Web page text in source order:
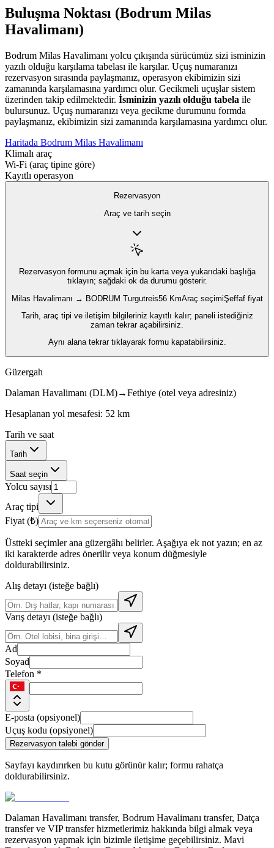
Buluşma Noktası (Bodrum Milas
Havalimanı)
Bodrum Milas Havalimanı yolcu çıkışında sürücümüz sizi isminizin
yazılı olduğu karşılama tabelası ile karşılar. Uçuş numaranızı
rezervasyon sırasında paylaşmanız, operasyon ekibimizin sizi
zamanında karşılamasına yardımcı olur. Gecikmeli uçuşlar sistem
üzerinden takip edilmektedir. İsminizin yazılı olduğu tabela ile
bulursunuz. Uçuş numaranızı veya gecikme durumunu formda
paylaşmanız, ekibimizin sizi zamanında karşılamasına yardımcı olur.
Haritada Bodrum Milas Havalimanı
Klimalı araç
Wi‑Fi (araç tipine göre)
Kayıtlı operasyon
Rezervasyon
Araç ve tarih seçin
Rezervasyon formunu açmak için bu karta veya yukarıdaki başlığa
tıklayın; sağdaki ok da durumu gösterir.
Milas Havalimanı → BODRUM Turgutreis56 KmAraç seçimiŞeffaf fiyat
Tarih, araç tipi ve iletişim bilgileriniz kayıtlı kalır; paneli istediğiniz
zaman tekrar açabilirsiniz.
Aynı alana tekrar tıklayarak formu kapatabilirsiniz.
Güzergah
Dalaman Havalimanı (DLM)→Fethiye (otel veya adresiniz)
Hesaplanan yol mesafesi: 52 km
Tarih ve saat
Tarih
Saat seçin
Yolcu sayısı
Araç tipi
Fiyat (₺)
Üstteki seçimler ana güzergâhı belirler. Aşağıya ek not yazın; en az
iki karakterde adres önerilir veya konum düğmesiyle
doldurabilirsiniz.
Alış detayı (isteğe bağlı)
Varış detayı (isteğe bağlı)
Ad
Soyad
Telefon *
E-posta (opsiyonel)
Uçuş kodu (opsiyonel)
Rezervasyon talebi gönder
Sayfayı kaydırırken bu kutu görünür kalır; formu rahatça
doldurabilirsiniz.
Dalaman Havalimanı transfer, Bodrum Havalimanı transfer, Datça
transfer ve VIP transfer hizmetlerimiz hakkında bilgi almak veya
rezervasyon yapmak için bizimle iletişime geçebilirsiniz. Mavi